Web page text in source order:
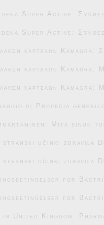
Super Active:
Super Active:
καρτελών Kamagra:
καρτελών Kamagra:
καρτελών Kamagra:
di Propecia
Mitä sinun
stranski učinki zdravila
stranski učinki zdravila
for
for
in United Kingdom: